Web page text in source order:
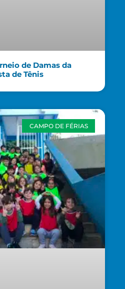
de Damas da
de Tênis
CAMPO DE FÉRIAS